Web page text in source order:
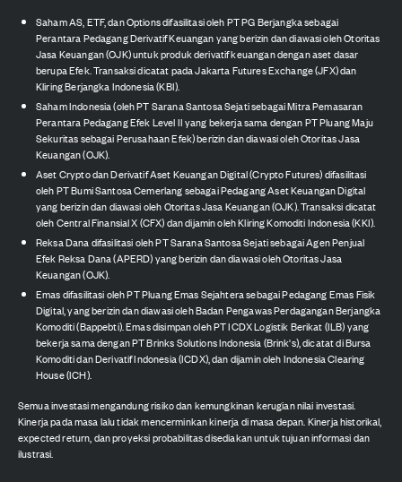
Saham AS, ETF, dan Options difasilitasi oleh PT PG Berjangka sebagai
Perantara Pedagang Derivatif Keuangan yang berizin dan diawasi oleh Otoritas
Jasa Keuangan (OJK) untuk produk derivatif keuangan dengan aset dasar
berupa Efek. Transaksi dicatat pada Jakarta Futures Exchange (JFX) dan
Kliring Berjangka Indonesia (KBI).
Saham Indonesia (oleh PT Sarana Santosa Sejati sebagai Mitra Pemasaran
Perantara Pedagang Efek Level II yang bekerja sama dengan PT Pluang Maju
Sekuritas sebagai Perusahaan Efek) berizin dan diawasi oleh Otoritas Jasa
Keuangan (OJK).
Aset Crypto dan Derivatif Aset Keuangan Digital (Crypto Futures) difasilitasi
oleh PT Bumi Santosa Cemerlang sebagai Pedagang Aset Keuangan Digital
yang berizin dan diawasi oleh Otoritas Jasa Keuangan (OJK). Transaksi dicatat
oleh Central Finansial X (CFX) dan dijamin oleh Kliring Komoditi Indonesia (KKI).
Reksa Dana difasilitasi oleh PT Sarana Santosa Sejati sebagai Agen Penjual
Efek Reksa Dana (APERD) yang berizin dan diawasi oleh Otoritas Jasa
Keuangan (OJK).
Emas difasilitasi oleh PT Pluang Emas Sejahtera sebagai Pedagang Emas Fisik
Digital, yang berizin dan diawasi oleh Badan Pengawas Perdagangan Berjangka
Komoditi (Bappebti). Emas disimpan oleh PT ICDX Logistik Berikat (ILB) yang
bekerja sama dengan PT Brinks Solutions Indonesia (Brink's), dicatat di Bursa
Komoditi dan Derivatif Indonesia (ICDX), dan dijamin oleh Indonesia Clearing
House (ICH).
Semua investasi mengandung risiko dan kemungkinan kerugian nilai investasi.
Kinerja pada masa lalu tidak mencerminkan kinerja di masa depan. Kinerja historikal,
expected return, dan proyeksi probabilitas disediakan untuk tujuan informasi dan
ilustrasi.